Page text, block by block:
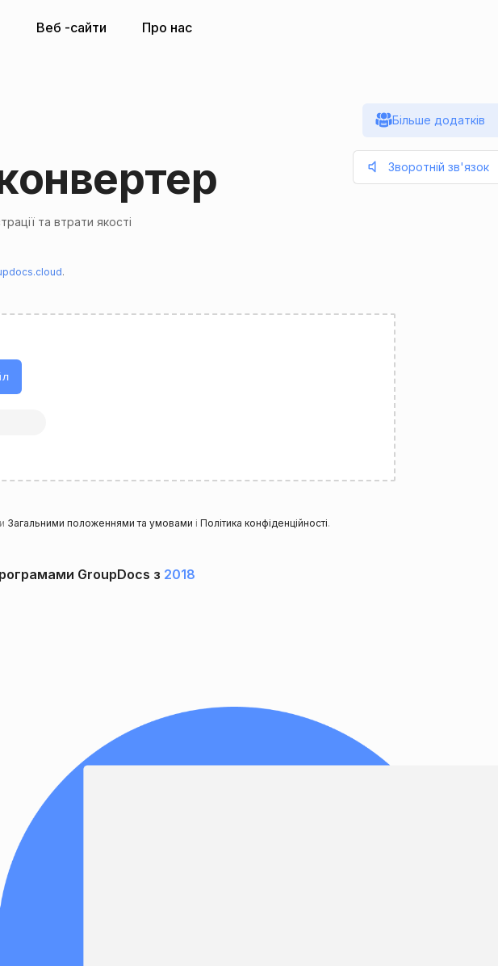
Веб -сайти Про нас
та втрати якості
.
Загальними положеннями та умовами і Політика конфіденційності.
GroupDocs з 2018
Більше додатків
Зворотній зв'язок